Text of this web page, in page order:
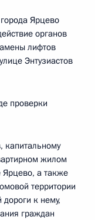
Ярцево
органов
лифтов
Энтузиастов
проверки
капитальному
жилом
Ярцево, а также
территории
к нему,
граждан